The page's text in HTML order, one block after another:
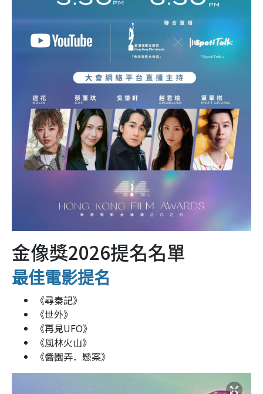
金像獎2026提名名單
最佳電影提名
《尋秦記》
《世外》
《再見UFO》
《風林火山》
《醬園弄．懸案》